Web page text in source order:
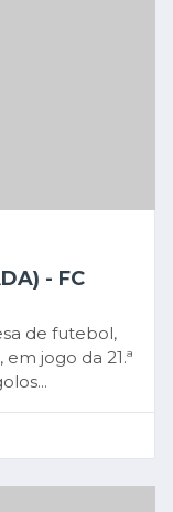
- FC
de futebol,
jogo da 21.ª